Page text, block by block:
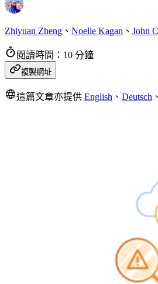
Zhiyuan Zheng 、 Noelle Kagan 、 John
閱讀時間：10 分鐘
複製網址
這篇文章亦提供 English 、 Deutsch 、